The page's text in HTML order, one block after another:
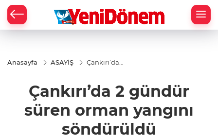
Anasayfa ASAYİŞ
Çankırı’da 2
orman
yangını
Çankırı’da 2 gündür
süren orman yangını
söndürüldü